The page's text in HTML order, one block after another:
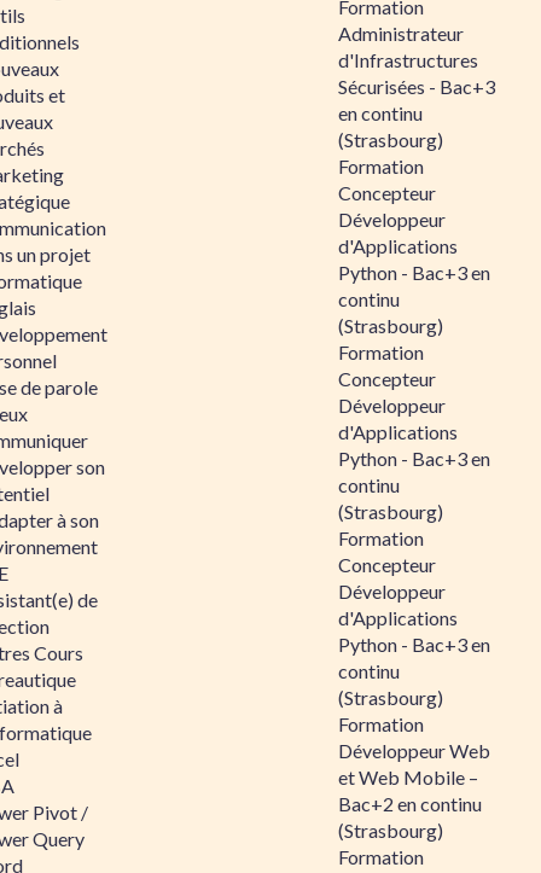
et
un projet
de parole
son
à son
de
Cours
à
Pivot /
Query
Formation
Administrateur
d'Infrastructures
Sécurisées - Bac+3
en continu
(Strasbourg)
Formation
Concepteur
Développeur
d'Applications
Python - Bac+3 en
continu
(Strasbourg)
Formation
Concepteur
Développeur
d'Applications
Python - Bac+3 en
continu
(Strasbourg)
Formation
Concepteur
Développeur
d'Applications
Python - Bac+3 en
continu
(Strasbourg)
Formation
Développeur Web
et Web Mobile –
Bac+2 en continu
(Strasbourg)
Formation